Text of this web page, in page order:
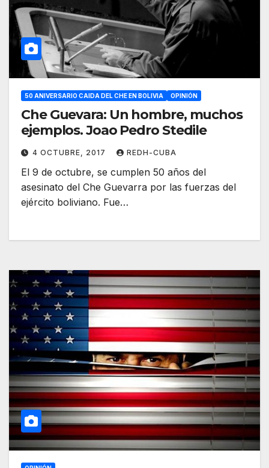
50 ANIVERSARIO CAIDA DEL CHE EN BOLIVIA OPINIÓN
Che Guevara: Un hombre, muchos
ejemplos. Joao Pedro Stedile
4 OCTUBRE, 2017 REDH-CUBA
El 9 de octubre, se cumplen 50 años del
asesinato del Che Guevarra por las fuerzas del
ejército boliviano. Fue…